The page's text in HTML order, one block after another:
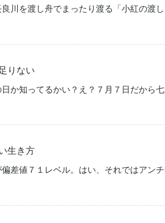
川を渡し舟でまったり渡る「小紅の渡
りない
か知ってるかい？え？７月７日だから
生き方
差値７１レベル。はい、それではアン